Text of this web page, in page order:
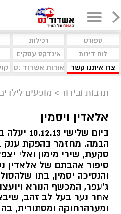
ספורט רכילות
לוח דירות
אינדקס עסקים
צרו איתנו קשר
אודות אשדוד נט
תרבות ובידור > מופעים לילדים
אלאדין ויסמין
ביום שלישי
הבמה. מחזמר בהפקת ענק
סקעת, שירי מימון ואלי
סיפור אהבתם של אלאדין
והנסיכה יסמין, בתו
ג'עפר, המכשף הנורא
אחר נער בעל לב זהב,
ומערהרחוקה ומסתורית,